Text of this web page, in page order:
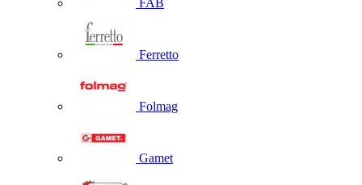
FAB
Ferretto
Folmag
Gamet